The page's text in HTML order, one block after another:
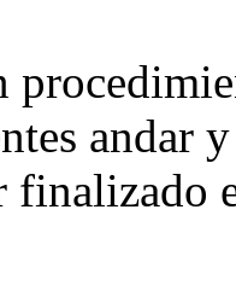
andar
finalizado